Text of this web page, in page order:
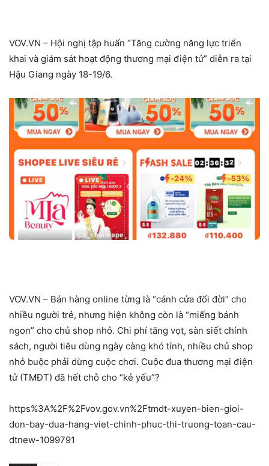
VOV.VN – Hội nghị tập huấn “Tăng cường năng lực triển
khai và giám sát hoạt động thương mại điện tử” diễn ra tại
Hậu Giang ngày 18-19/6.
VOV.VN – Bán hàng online từng là “cánh cửa đổi đời” cho
nhiều người trẻ, nhưng hiện không còn là “miếng bánh
ngon” cho chủ shop nhỏ. Chi phí tăng vọt, sàn siết chính
sách, người tiêu dùng ngày càng khó tính, nhiều chủ shop
nhỏ buộc phải dừng cuộc chơi. Cuộc đua thương mại điện
tử (TMĐT) đã hết chỗ cho “kẻ yếu”?
https%3A%2F%2Fvov.gov.vn%2Ftmdt-xuyen-bien-gioi-
don-bay-dua-hang-viet-chinh-phuc-thi-truong-toan-cau-
dtnew-1099791